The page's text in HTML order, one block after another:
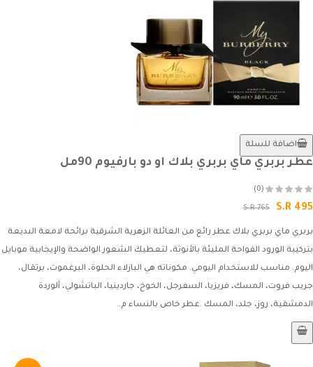
اضافة للسلة
عطر بربري ماي بربري بلاك او دو بارفيوم 90مل
(0)
S.R 495
S.R 765
بربري ماي بربري بلاك عطر رائع من العائلة الزهرية الشرقية برائحة لامعة البديعة
بتركيبة الورود الفواحة المليئة بالأنوثة، لتعطيك الشعور الواضحة والإيجابية موبايل
اليوم. مناسب للاستخدام اليومي. مكوناته هي البازلاء الحلوة، البرغموت، برتقال،
جريب فروت، المسك، فريزيا، السفرجل، الخوخ، جاردينيا، الباتشولي، ألوردة
الدمشقية، روز، جلد، المسك .عطر خاص بالنساء م..